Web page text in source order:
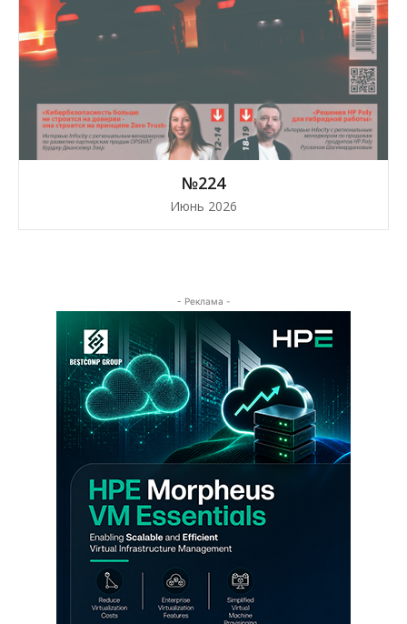
№224
Июнь 2026
- Реклама -